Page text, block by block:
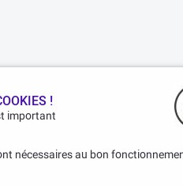
!
important
nécessaires au bon